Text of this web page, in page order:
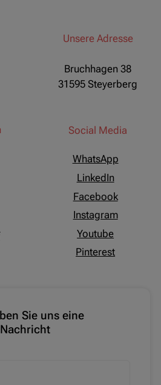
Unsere Adresse
Bruchhagen 38
31595 Steyerberg
Social Media
WhatsApp
LinkedIn
Facebook
Instagram
Youtube
Pinterest
Sie uns eine
Nachricht